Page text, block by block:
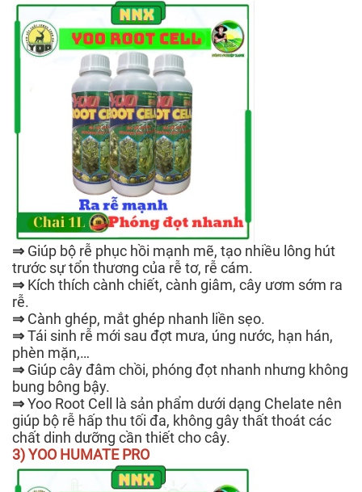
⇒ Giúp bộ rễ phục hồi mạnh mẽ, tạo nhiều lông hút
trước sự tổn thương của rễ tơ, rễ cám.
⇒ Kích thích cành chiết, cành giâm, cây ươm sớm ra
rễ.
⇒ Cành ghép, mắt ghép nhanh liền sẹo.
⇒Tái sinh rễ mới sau đợt mưa, úng nước, hạn hán,
phèn mặn,…
⇒ Giúp cây đâm chồi, phóng đọt nhanh nhưng không
bung bông bậy.
⇒Yoo Root Cell là sản phẩm dưới dạng Chelate nên
giúp bộ rễ hấp thu tối đa, không gây thất thoát các
chất dinh dưỡng cần thiết cho cây.
3) YOO HUMATE PRO